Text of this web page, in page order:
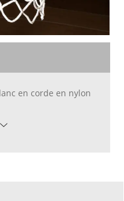
en corde en nylon